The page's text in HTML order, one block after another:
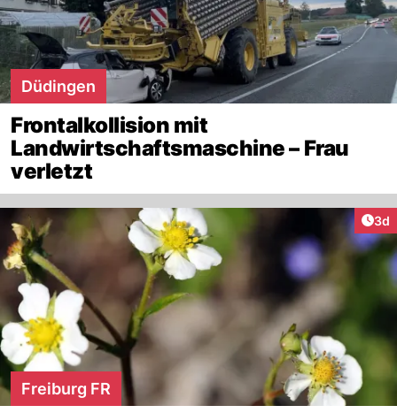
Düdingen
Frontalkollision mit
Landwirtschaftsmaschine – Frau
verletzt
3d
Freiburg FR